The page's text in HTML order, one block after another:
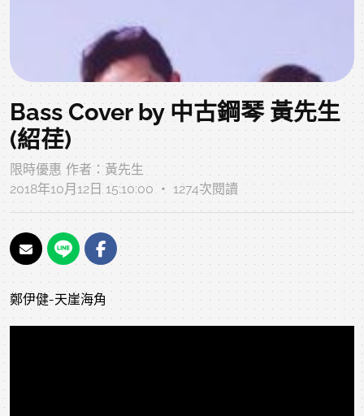
Bass Cover by 中古鋼琴 黃先生
(紹荏)
限時優惠 作者：黃先生
2018年10月12日 15:10:00 ‧ 1274次閱讀
鄭伊健-天崖海角